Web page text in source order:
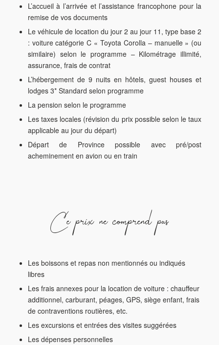
L’accueil à l’arrivée et l’assistance francophone pour la
remise de vos documents
Le véhicule de location du jour 2 au jour 11, type base 2
: voiture catégorie C « Toyota Corolla – manuelle » (ou
similaire) selon le programme – Kilométrage illimité,
assurance, frais de contrat
L’hébergement de 9 nuits en hôtels, guest houses et
lodges 3* Standard selon programme
La pension selon le programme
Les taxes locales (révision du prix possible selon le taux
applicable au jour du départ)
Départ de Province possible avec pré/post
acheminement en avion ou en train
Ce prix ne comprend pas
Les boissons et repas non mentionnés ou indiqués
libres
Les frais annexes pour la location de voiture : chauffeur
additionnel, carburant, péages, GPS, siège enfant, frais
de contraventions routières, etc.
Les excursions et entrées des visites suggérées
Les dépenses personnelles